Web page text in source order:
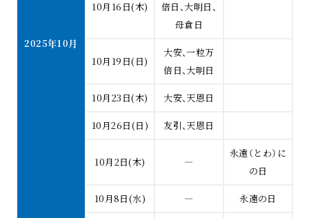
2025年10月
10月16日(木)
倍日、大明日、
母倉日
10月19日(日)
大安、一粒万
倍日、大明日
10月23日(木) 大安、天恩日
10月26日(日) 友引、天恩日
10月2日(木) ―
永遠（とわ）に
の日
10月8日(水) ― 永遠の日